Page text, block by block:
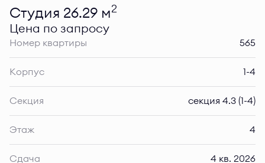
Студия 26.29 м2
Цена по запросу
Номер квартиры 565
Корпус 1-4
Секция секция 4.3 (1-4)
Этаж 4
Сдача 4 кв. 2026